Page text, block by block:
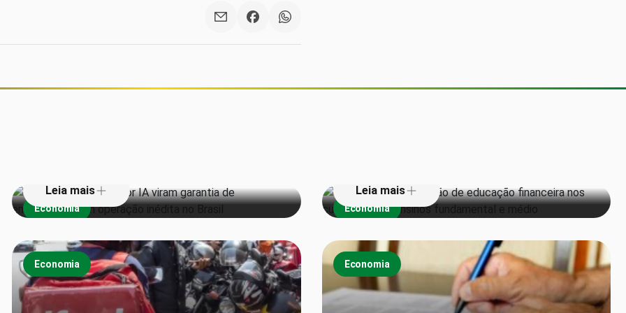
Economia
Leia mais
Economia
Leia mais
Economia Economia